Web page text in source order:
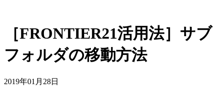
［FRONTIER21活用法］サブ
フォルダの移動方法
2019年01月28日